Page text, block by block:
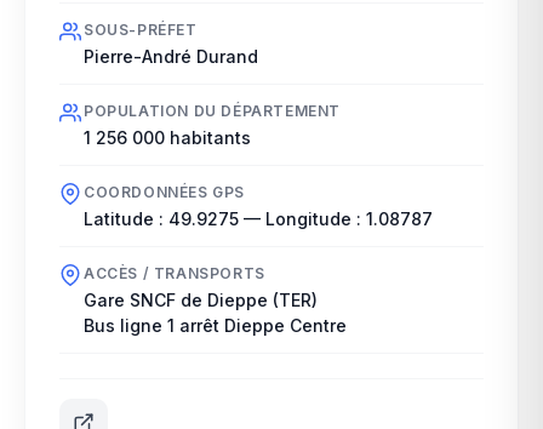
SOUS-PRÉFET
Pierre-André Durand
POPULATION DU DÉPARTEMENT
1 256 000 habitants
COORDONNÉES GPS
Latitude : 49.9275 — Longitude : 1.08787
ACCÈS / TRANSPORTS
Gare SNCF de Dieppe (TER)
Bus ligne 1 arrêt Dieppe Centre